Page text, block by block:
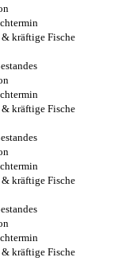
kräftige Fische
kräftige Fische
kräftige Fische
kräftige Fische